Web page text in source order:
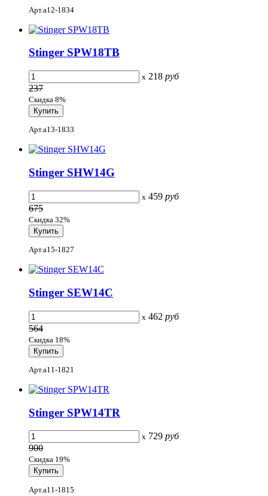
Арт.a12-1834
Stinger SPW18TB
x 218 руб
237
Скидка 8%
Арт.a13-1833
Stinger SHW14G
x 459 руб
675
Скидка 32%
Арт.a15-1827
Stinger SEW14C
x 462 руб
564
Скидка 18%
Арт.a11-1821
Stinger SPW14TR
x 729 руб
900
Скидка 19%
Арт.a11-1815